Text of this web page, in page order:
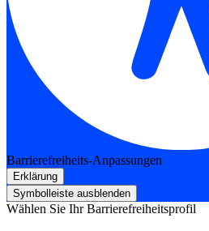
Barrierefreiheits-Anpassungen
Erklärung
Symbolleiste ausblenden
Wählen Sie Ihr Barrierefreiheitsprofil